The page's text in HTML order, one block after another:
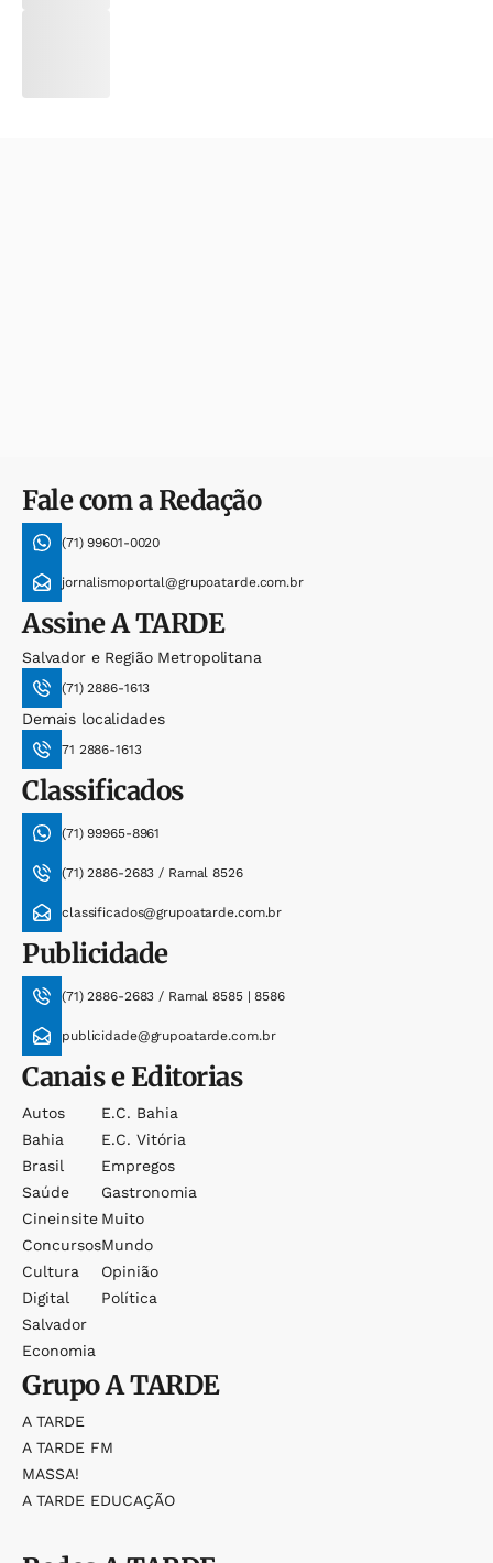
Fale com a Redação
(71) 99601-0020
jornalismoportal@grupoatarde.com.br
AssineA TARDE
Salvador e Região Metropolitana
(71) 2886-1613
Demais localidades
71 2886-1613
Classificados
(71) 99965-8961
(71) 2886-2683 / Ramal 8526
classificados@grupoatarde.com.br
Publicidade
(71) 2886-2683 / Ramal 8585 | 8586
publicidade@grupoatarde.com.br
Canais e Editorias
Autos
Bahia
Brasil
Saúde
Cineinsite
Concursos
Cultura
Digital
Salvador
Economia
E.c. Bahia
E.c. Vitória
Empregos
Gastronomia
Muito
Mundo
Opinião
Política
GrupoA TARDE
A TARDE
A TARDE FM
MASSA!
A TARDE EDUCAÇÃO